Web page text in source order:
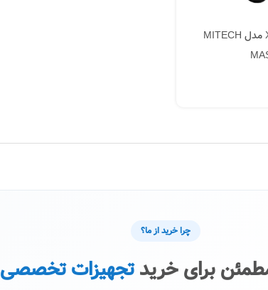
متال آنالایزر XRF مدل MITECH
چرا خرید از ما؟
برای خریدتجهیزات تخصصی